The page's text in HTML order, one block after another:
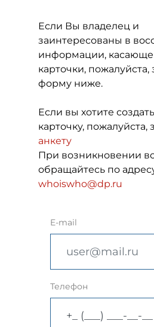
Если Вы владелец и
заинтересованы в
информации,
карточки, пожалуйста,
форму ниже.
Если вы хотите
карточку, пожалуйста,
анкету
При возникновении
обращайтесь по
whoiswho@dp.ru
E-mail
Телефон